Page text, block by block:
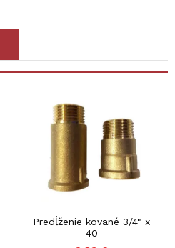
Predĺženie kované 3/4" x
40